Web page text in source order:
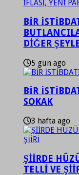
BİR
DİĞER
5 gün ago
BİR
SOKAK
3 hafta ago
ŞİİRDE
TELLİ VE